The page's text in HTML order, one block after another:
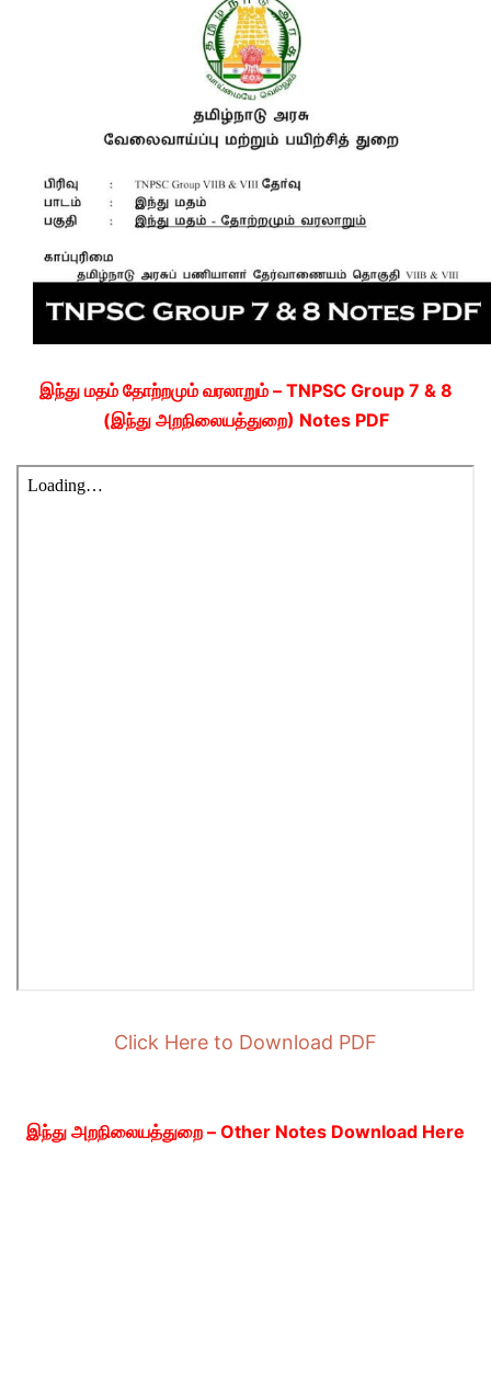
இந்து மதம் தோற்றமும் வரலாறும் – TNPSC Group 7 & 8
(இந்து அறநிலையத்துறை) Notes PDF
Click Here to Download PDF
இந்து அறநிலையத்துறை – Other Notes Download Here